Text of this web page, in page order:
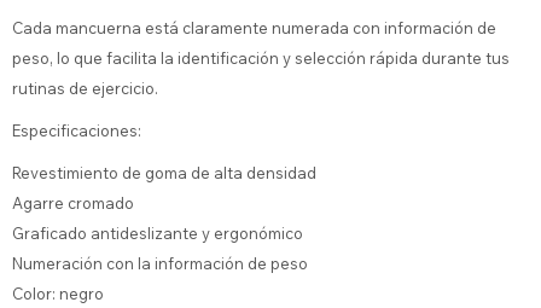
Cada mancuerna está claramente numerada con información de
peso, lo que facilita la identificación y selección rápida durante tus
rutinas de ejercicio.
Especificaciones:
Revestimiento de goma de alta densidad
Agarre cromado
Graficado antideslizante y ergonómico
Numeración con la información de peso
Color: negro